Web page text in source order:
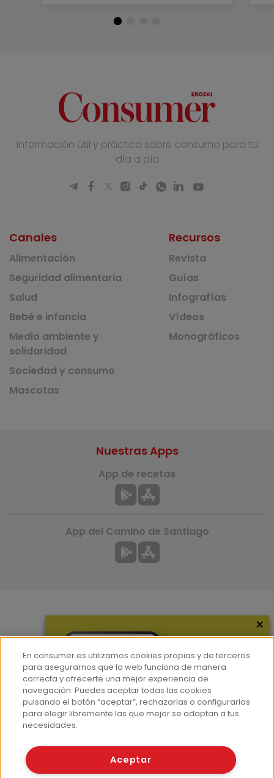
Información útil y práctica sobre consumo para tu
día a día
Canales
Alimentación
Seguridad alimentaria
Salud
Bebé e infancia
Medio ambiente y
solidaridad
Sociedad y consumo
Mascotas
Recursos
Revista
Guías
Infografías
Vídeos
Monográficos
Hemeroteca
Contacto
Prensa
Corpus Lingüístico Consumer
Nuestras Apps
App de recetas
App del Camino de Santiago
© Fundación EROSKI
×
En consumer.es utilizamos cookies propias y de terceros
para asegurarnos que la web funciona de manera
correcta y ofrecerte una mejor experiencia de
navegación. Puedes aceptar todas las cookies
pulsando el botón “aceptar”, rechazarlas o configurarlas
para elegir libremente las que mejor se adaptan a tus
necesidades.
Aceptar